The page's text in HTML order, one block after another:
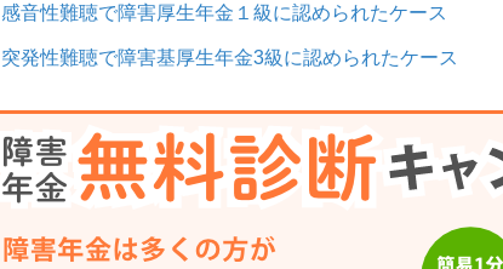
感音性難聴で障害厚生年金１級に認められたケース
突発性難聴で障害基厚生年金3級に認められたケース